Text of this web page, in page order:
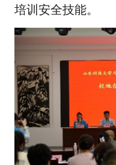
培训安全技能。